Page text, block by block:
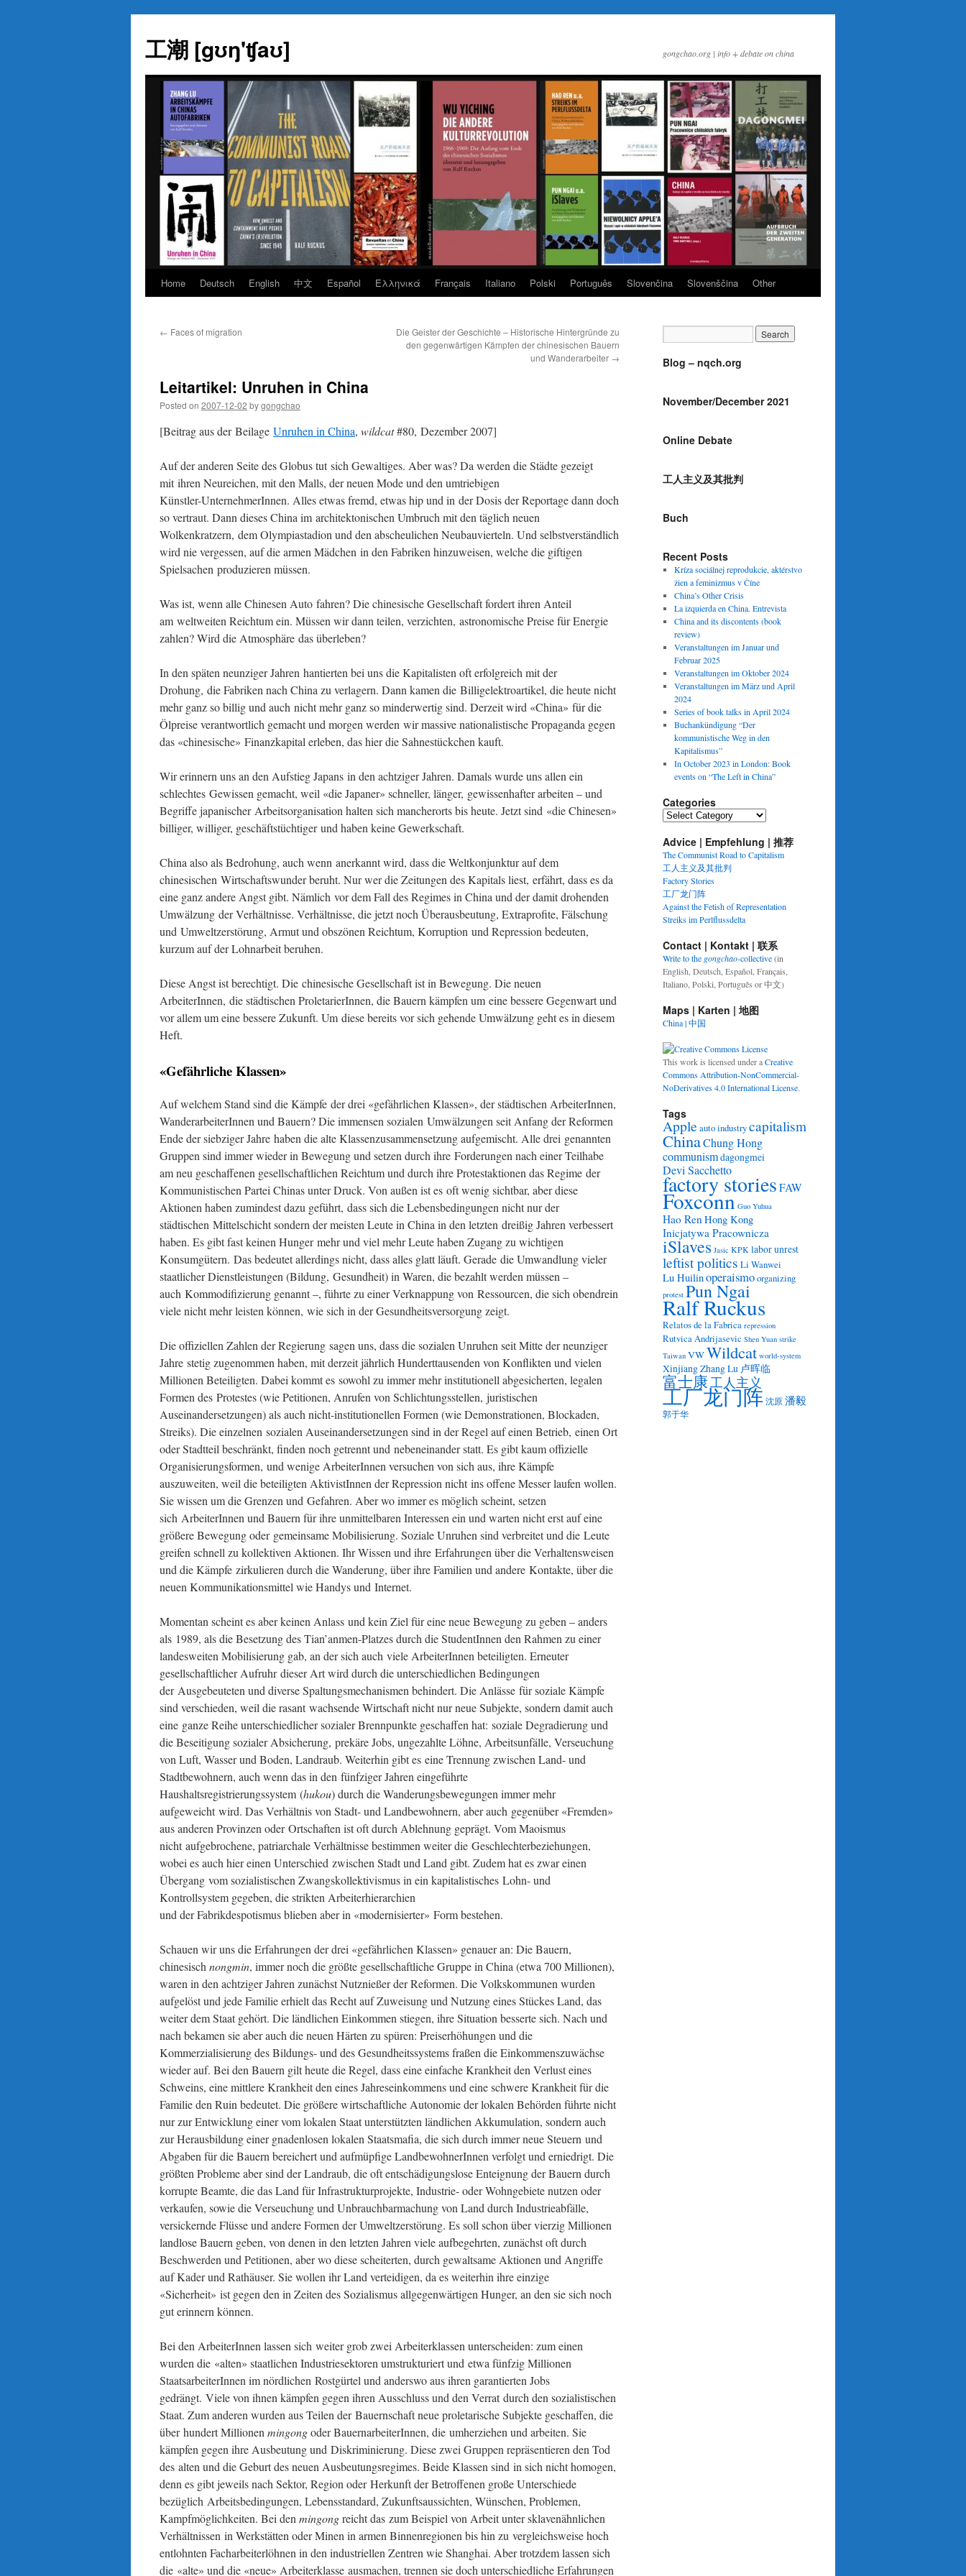
content
工潮 [gʊŋ'ʧaʊ] gongchao.org | info + debate on china
Home Deutsch English 中文 Español Eλληνικά Français Italiano Polski Português Slovenčina Slovenščina Other
← Faces of migration
Die Geister der Geschichte – Historische Hintergründe zu
den gegenwärtigen Kämpfen der chinesischen Bauern
und Wanderarbeiter →
Leitartikel: Unruhen in China
Posted on 2007-12-02 bygongchao
[Beitrag aus der Beilage Unruhen in China, wildcat#80, Dezember 2007]
Auf der anderen Seite des Globus tut sich Gewaltiges. Aber was? Da werden die Städte gezeigt
mit ihren Neureichen, mit den Malls, der neuen Mode und den umtriebigen
Künstler-UnternehmerInnen. Alles etwas fremd, etwas hip und in der Dosis der Reportage dann doch
so vertraut. Dann dieses China im architektonischen Umbruch mit den täglich neuen
Wolkenkratzern, dem Olympiastadion und den abscheulichen Neubauvierteln. Und selbstverständlich
wird nie vergessen, auf die armen Mädchen in den Fabriken hinzuweisen, welche die giftigen
Spielsachen produzieren müssen.
Was ist, wenn alle Chinesen Auto fahren? Die chinesische Gesellschaft fordert ihren Anteil
am weltweiten Reichtum ein. Müssen wir dann teilen, verzichten, astronomische Preise für Energie
zahlen? Wird die Atmosphäre das überleben?
In den späten neunziger Jahren hantierten bei uns die Kapitalisten oft erfolgreich mit der
Drohung, die Fabriken nach China zu verlagern. Dann kamen die Billigelektroartikel, die heute nicht
mehr ganz so billig und auch nicht mehr ganz so minderwertig sind. Derzeit wird «China» für die
Ölpreise verantwortlich gemacht und morgen werden wir massive nationalistische Propaganda gegen
das «chinesische» Finanzkapital erleben, das hier die Sahnestückchen kauft.
Wir erinnern uns an den Aufstieg Japans in den achtziger Jahren. Damals wurde uns allen ein
schlechtes Gewissen gemacht, weil «die Japaner» schneller, länger, gewissenhafter arbeiten – und
Begriffe japanischer Arbeitsorganisation halten sich mancherorts bis heute. Jetzt sind «die Chinesen»
billiger, williger, geschäftstüchtiger und haben keine Gewerkschaft.
China also als Bedrohung, auch wenn anerkannt wird, dass die Weltkonjunktur auf dem
chinesischen Wirtschaftswunder beruht. Nur wer die Zeitungen des Kapitals liest, erfährt, dass es da
eine ganz andere Angst gibt. Nämlich vor dem Fall des Regimes in China und der damit drohenden
Umwälzung der Verhältnisse. Verhältnisse, die jetzt noch Überausbeutung, Extraprofite, Fälschung
und Umweltzerstörung, Armut und obszönen Reichtum, Korruption und Repression bedeuten,
kurzum auf der Lohnarbeit beruhen.
Diese Angst ist berechtigt. Die chinesische Gesellschaft ist in Bewegung. Die neuen
ArbeiterInnen, die städtischen ProletarierInnen, die Bauern kämpfen um eine bessere Gegenwart und
vor allem um eine bessere Zukunft. Um diese bereits vor sich gehende Umwälzung geht es in diesem
Heft.
«Gefährliche Klassen»
Auf welchem Stand sind die Kämpfe der drei «gefährlichen Klassen», der städtischen ArbeiterInnen,
WanderarbeiterInnen und Bauern? Die immensen sozialen Umwälzungen seit Anfang der Reformen
Ende der siebziger Jahre haben die alte Klassenzusammensetzung aufgemischt. Alle drei genannten
Gruppen sind immer wieder in Bewegung und setzen durch ihre Forderungen nach einer Teilhabe
am neu geschaffenen gesellschaftlichen Reichtum und durch ihre Protestaktionen das Regime der
Kommunistischen Partei Chinas unter Druck. Von außen ist es oft wenig sichtbar, aber diese
Aktionen haben zumindest dazu geführt, dass sich die Lebensbedingungen nicht nur der
städtischen Mittelschicht sondern der meisten Leute in China in den letzten dreißig Jahren verbessert
haben. Es gibt fast keinen Hunger mehr und viel mehr Leute haben Zugang zu wichtigen
Konsumgütern. Das bedeutet allerdings nicht, dass alles glatt läuft. Gerade die Umwandlung vieler
staatlicher Dienstleistungen (Bildung, Gesundheit) in Waren, die bezahlt werden müssen –
auch Kommodifizierung genannt –, führte zu einer Verknappung von Ressourcen, die sich obendrein
viele nicht mehr leisten können, wie sich in der Gesundheitsversorgung zeigt.
Die offiziellen Zahlen der Regierung sagen uns, dass die sozialen Unruhen seit Mitte der neunziger
Jahre stetig zugenommen haben, mit derzeit jährlich Hunderttausenden von Konflikten und vielen
Millionen Beteiligten. Dabei kommt es sowohl zu immer mehr institutionell abgesicherten, legalen
Formen des Protestes (wie Petitionen, Anrufen von Schlichtungsstellen, juristischen
Auseinandersetzungen) als auch nicht-institutionellen Formen (wie Demonstrationen, Blockaden,
Streiks). Die einzelnen sozialen Auseinandersetzungen sind in der Regel auf einen Betrieb, einen Ort
oder Stadtteil beschränkt, finden noch getrennt und nebeneinander statt. Es gibt kaum offizielle
Organisierungsformen, und wenige ArbeiterInnen versuchen von sich aus, ihre Kämpfe
auszuweiten, weil die beteiligten AktivistInnen der Repression nicht ins offene Messer laufen wollen.
Sie wissen um die Grenzen und Gefahren. Aber wo immer es möglich scheint, setzen
sich ArbeiterInnen und Bauern für ihre unmittelbaren Interessen ein und warten nicht erst auf eine
größere Bewegung oder gemeinsame Mobilisierung. Soziale Unruhen sind verbreitet und die Leute
greifen schnell zu kollektiven Aktionen. Ihr Wissen und ihre Erfahrungen über die Verhaltensweisen
und die Kämpfe zirkulieren durch die Wanderung, über ihre Familien und andere Kontakte, über die
neuen Kommunikationsmittel wie Handys und Internet.
Momentan scheint es aber keinen Anlass und kein Ziel für eine neue Bewegung zu geben – anders
als 1989, als die Besetzung des Tian’anmen-Platzes durch die StudentInnen den Rahmen zu einer
landesweiten Mobilisierung gab, an der sich auch viele ArbeiterInnen beteiligten. Erneuter
gesellschaftlicher Aufruhr dieser Art wird durch die unterschiedlichen Bedingungen
der Ausgebeuteten und diverse Spaltungsmechanismen behindert. Die Anlässe für soziale Kämpfe
sind verschieden, weil die rasant wachsende Wirtschaft nicht nur neue Subjekte, sondern damit auch
eine ganze Reihe unterschiedlicher sozialer Brennpunkte geschaffen hat: soziale Degradierung und
die Beseitigung sozialer Absicherung, prekäre Jobs, ungezahlte Löhne, Arbeitsunfälle, Verseuchung
von Luft, Wasser und Boden, Landraub. Weiterhin gibt es eine Trennung zwischen Land- und
Stadtbewohnern, auch wenn das in den fünfziger Jahren eingeführte
Haushaltsregistrierungssystem (hukou) durch die Wanderungsbewegungen immer mehr
aufgeweicht wird. Das Verhältnis von Stadt- und Landbewohnern, aber auch gegenüber «Fremden»
aus anderen Provinzen oder Ortschaften ist oft durch Ablehnung geprägt. Vom Maoismus
nicht aufgebrochene, patriarchale Verhältnisse bestimmen weiter die Geschlechterbeziehungen,
wobei es auch hier einen Unterschied zwischen Stadt und Land gibt. Zudem hat es zwar einen
Übergang vom sozialistischen Zwangskollektivismus in ein kapitalistisches Lohn- und
Kontrollsystem gegeben, die strikten Arbeiterhierarchien
und der Fabrikdespotismus blieben aber in «modernisierter» Form bestehen.
Schauen wir uns die Erfahrungen der drei «gefährlichen Klassen» genauer an: Die Bauern,
chinesisch nongmin, immer noch die größte gesellschaftliche Gruppe in China (etwa 700 Millionen),
waren in den achtziger Jahren zunächst Nutznießer der Reformen. Die Volkskommunen wurden
aufgelöst und jede Familie erhielt das Recht auf Zuweisung und Nutzung eines Stückes Land, das
weiter dem Staat gehört. Die ländlichen Einkommen stiegen, ihre Situation besserte sich. Nach und
nach bekamen sie aber auch die neuen Härten zu spüren: Preiserhöhungen und die
Kommerzialisierung des Bildungs- und des Gesundheitssystems fraßen die Einkommenszuwächse
wieder auf. Bei den Bauern gilt heute die Regel, dass eine einfache Krankheit den Verlust eines
Schweins, eine mittlere Krankheit den eines Jahreseinkommens und eine schwere Krankheit für die
Familie den Ruin bedeutet. Die größere wirtschaftliche Autonomie der lokalen Behörden führte nicht
nur zur Entwicklung einer vom lokalen Staat unterstützten ländlichen Akkumulation, sondern auch
zur Herausbildung einer gnadenlosen lokalen Staatsmafia, die sich durch immer neue Steuern und
Abgaben für die Bauern bereichert und aufmüpfige LandbewohnerInnen verfolgt und erniedrigt. Die
größten Probleme aber sind der Landraub, die oft entschädigungslose Enteignung der Bauern durch
korrupte Beamte, die das Land für Infrastrukturprojekte, Industrie- oder Wohngebiete nutzen oder
verkaufen, sowie die Verseuchung und Unbrauchbarmachung von Land durch Industrieabfälle,
versickernde Flüsse und andere Formen der Umweltzerstörung. Es soll schon über vierzig Millionen
landlose Bauern geben, von denen in den letzten Jahren viele aufbegehrten, zunächst oft durch
Beschwerden und Petitionen, aber wo diese scheiterten, durch gewaltsame Aktionen und Angriffe
auf Kader und Rathäuser. Sie wollen ihr Land verteidigen, da es weiterhin ihre einzige
«Sicherheit» ist gegen den in Zeiten des Sozialismus allgegenwärtigen Hunger, an den sie sich noch
gut erinnern können.
Bei den ArbeiterInnen lassen sich weiter grob zwei Arbeiterklassen unterscheiden: zum einen
wurden die «alten» staatlichen Industriesektoren umstrukturiert und etwa fünfzig Millionen
StaatsarbeiterInnen im nördlichen Rostgürtel und anderswo aus ihren garantierten Jobs
gedrängt. Viele von ihnen kämpfen gegen ihren Ausschluss und den Verrat durch den sozialistischen
Staat. Zum anderen wurden aus Teilen der Bauernschaft neue proletarische Subjekte geschaffen, die
über hundert Millionen mingongoder BauernarbeiterInnen, die umherziehen und arbeiten. Sie
kämpfen gegen ihre Ausbeutung und Diskriminierung. Diese zwei Gruppen repräsentieren den Tod
des alten und die Geburt des neuen Ausbeutungsregimes. Beide Klassen sind in sich nicht homogen,
denn es gibt jeweils nach Sektor, Region oder Herkunft der Betroffenen große Unterschiede
bezüglich Arbeitsbedingungen, Lebensstandard, Zukunftsaussichten, Wünschen, Problemen,
Kampfmöglichkeiten. Bei den mingongreicht das zum Beispiel von Arbeit unter sklavenähnlichen
Verhältnissen in Werkstätten oder Minen in armen Binnenregionen bis hin zu vergleichsweise hoch
entlohnten Facharbeiterlöhnen in den industriellen Zentren wie Shanghai. Aber trotzdem lassen sich
die «alte» und die «neue» Arbeiterklasse ausmachen, trennen sie doch unterschiedliche Erfahrungen
Blog – nqch.org
November/December 2021
Online Debate
工人主义及其批判
Buch
Recent Posts
Kríza sociálnej reprodukcie, aktérstvo
žien a feminizmus v Číne
China’s Other Crisis
La izquierda en China. Entrevista
China and its discontents (book
review)
Veranstaltungen im Januar und
Februar 2025
Veranstaltungen im Oktober 2024
Veranstaltungen im März und April
2024
Series of book talks in April 2024
Buchankündigung “Der
kommunistische Weg in den
Kapitalismus”
In October 2023 in London: Book
events on “The Left in China”
Categories
Categories
Advice | Empfehlung | 推荐
The Communist Road to Capitalism
工人主义及其批判
Factory Stories
工厂龙门阵
Against the Fetish of Representation
Streiks im Perlflussdelta
Contact | Kontakt | 联系
Write to the gongchao-collective(in
English, Deutsch, Español, Français,
Italiano, Polski, Português or 中文)
Maps | Karten | 地图
China | 中国
This work is licensed under aCreative
Commons Attribution-NonCommercial-
NoDerivatives 4.0 International License.
Tags
Apple auto industrycapitalism
ChinaChung Hong
communismdagongmei
Devi Sacchetto
factory stories FAW
Foxconn Guo Yuhua
Hao RenHong Kong
Inicjatywa Pracownicza
iSlaves Jasic KPK labor unrest
leftist politics Li Wanwei
Lu Huilinoperaismoorganizing
protest Pun Ngai
Ralf Ruckus
Relatos de la Fabrica repression
Rutvica Andrijasevic Shen Yuan strike
Taiwan VWWildcat world-system
XinjiangZhang Lu 卢晖临
富士康工人主义
工厂龙门阵 沈原潘毅
郭于华